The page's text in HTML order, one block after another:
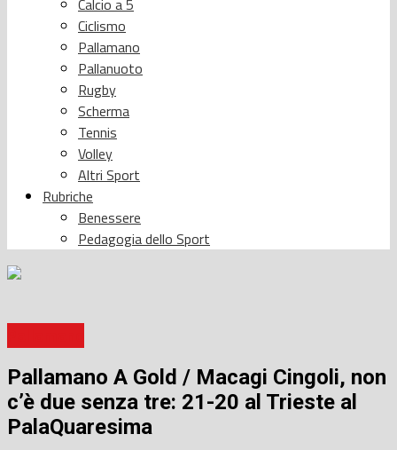
Calcio a 5
Ciclismo
Pallamano
Pallanuoto
Rugby
Scherma
Tennis
Volley
Altri Sport
Rubriche
Benessere
Pedagogia dello Sport
Pallamano A Gold / Macagi Cingoli, non
c’è due senza tre: 21-20 al Trieste al
PalaQuaresima